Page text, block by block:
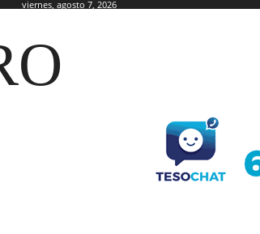
viernes, agosto 7, 2026